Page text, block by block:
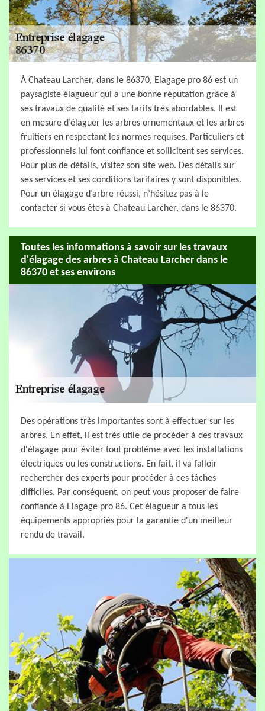
À Chateau Larcher, dans le 86370, Elagage pro 86 est un
paysagiste élagueur qui a une bonne réputation grâce à
ses travaux de qualité et ses tarifs très abordables. Il est
en mesure d’élaguer les arbres ornementaux et les arbres
fruitiers en respectant les normes requises. Particuliers et
professionnels lui font confiance et sollicitent ses services.
Pour plus de détails, visitez son site web. Des détails sur
ses services et ses conditions tarifaires y sont disponibles.
Pour un élagage d’arbre réussi, n’hésitez pas à le
contacter si vous êtes à Chateau Larcher, dans le 86370.
Toutes les informations à savoir sur les travaux
d'élagage des arbres à Chateau Larcher dans le
86370 et ses environs
Des opérations très importantes sont à effectuer sur les
arbres. En effet, il est très utile de procéder à des travaux
d'élagage pour éviter tout problème avec les installations
électriques ou les constructions. En fait, il va falloir
rechercher des experts pour procéder à ces tâches
difficiles. Par conséquent, on peut vous proposer de faire
confiance à Elagage pro 86. Cet élagueur a tous les
équipements appropriés pour la garantie d'un meilleur
rendu de travail.